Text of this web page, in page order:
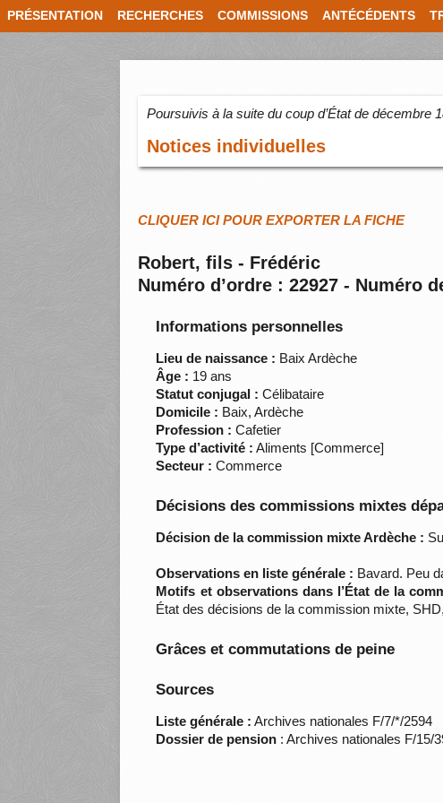
PRÉSENTATION RECHERCHES COMMISSIONS ANTÉCÉDENTS
Poursuivis à la suite du coup d’État de décembre
Notices individuelles
CLIQUER ICI POUR EXPORTER LA FICHE
Robert, fils - Frédéric
Numéro d’ordre : 22927 - Numéro
Informations personnelles
Lieu de naissance : Baix Ardèche
Âge : 19 ans
Statut conjugal : Célibataire
Domicile : Baix, Ardèche
Profession : Cafetier
Type d’activité : Aliments [Commerce]
Secteur : Commerce
Décisions des commissions mixtes
Décision de la commission mixte Ardèche :
Observations en liste générale : Bavard. Peu
Motifs et observations dans l’État de la
État des décisions de la commission mixte,
Grâces et commutations de peine
Sources
Liste générale : Archives nationales F/7/*/2594
Dossier de pension : Archives nationales F/15/